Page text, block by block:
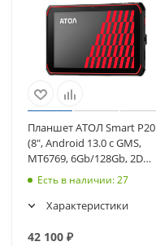
Планшет АТОЛ Smart P20
(8", Android 13.0 с GMS,
MT6769, 6Gb/128Gb, 2D
N6602-W2, Wi-Fi, BT (63258)
Есть в наличии: 27
Характеристики
42 100 ₽